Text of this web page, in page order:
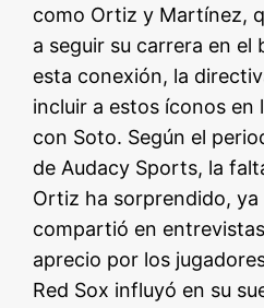
como Ortiz y Martínez,
a seguir su carrera en el
esta conexión, la
incluir a estos íconos en
con Soto. Según el
de Audacy Sports, la
Ortiz ha sorprendido, ya
compartió en
aprecio por los
Red Sox influyó en su